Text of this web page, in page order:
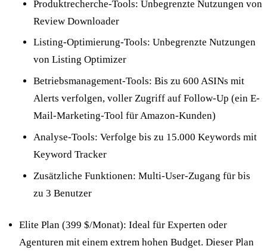
Produktrecherche-Tools: Unbegrenzte Nutzungen von
Review Downloader
Listing-Optimierung-Tools: Unbegrenzte Nutzungen
von Listing Optimizer
Betriebsmanagement-Tools: Bis zu 600 ASINs mit
Alerts verfolgen, voller Zugriff auf Follow-Up (ein E-
Mail-Marketing-Tool für Amazon-Kunden)
Analyse-Tools: Verfolge bis zu 15.000 Keywords mit
Keyword Tracker
Zusätzliche Funktionen: Multi-User-Zugang für bis
zu 3 Benutzer
Elite Plan (399 $/Monat): Ideal für Experten oder
Agenturen mit einem extrem hohen Budget. Dieser Plan